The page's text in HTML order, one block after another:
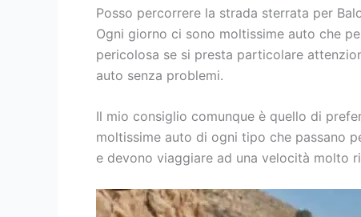
Posso percorrere la strada sterrata per
Ogni giorno ci sono moltissime auto che
pericolosa se si presta particolare
auto senza problemi.
Il mio consiglio comunque è quello di
moltissime auto di ogni tipo che passano
e devono viaggiare ad una velocità molto